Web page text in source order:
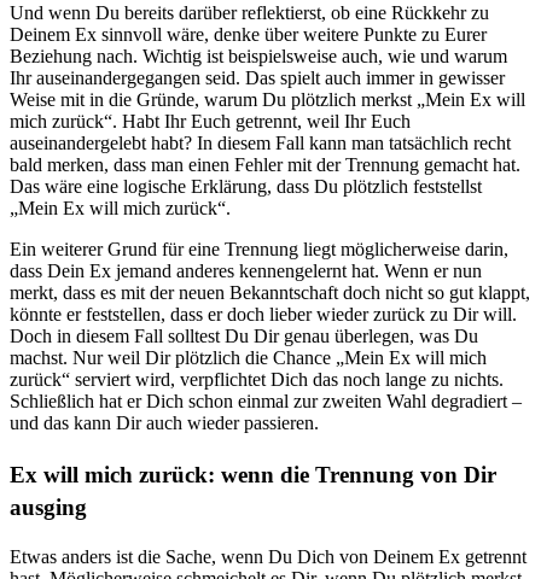
Und wenn Du bereits darüber reflektierst, ob eine Rückkehr zu
Deinem Ex sinnvoll wäre, denke über weitere Punkte zu Eurer
Beziehung nach. Wichtig ist beispielsweise auch, wie und warum
Ihr auseinandergegangen seid. Das spielt auch immer in gewisser
Weise mit in die Gründe, warum Du plötzlich merkst „Mein Ex will
mich zurück“. Habt Ihr Euch getrennt, weil Ihr Euch
auseinandergelebt habt? In diesem Fall kann man tatsächlich recht
bald merken, dass man einen Fehler mit der Trennung gemacht hat.
Das wäre eine logische Erklärung, dass Du plötzlich feststellst
„Mein Ex will mich zurück“.
Ein weiterer Grund für eine Trennung liegt möglicherweise darin,
dass Dein Ex jemand anderes kennengelernt hat. Wenn er nun
merkt, dass es mit der neuen Bekanntschaft doch nicht so gut klappt,
könnte er feststellen, dass er doch lieber wieder zurück zu Dir will.
Doch in diesem Fall solltest Du Dir genau überlegen, was Du
machst. Nur weil Dir plötzlich die Chance „Mein Ex will mich
zurück“ serviert wird, verpflichtet Dich das noch lange zu nichts.
Schließlich hat er Dich schon einmal zur zweiten Wahl degradiert –
und das kann Dir auch wieder passieren.
Ex will mich zurück: wenn die Trennung von Dir
ausging
Etwas anders ist die Sache, wenn Du Dich von Deinem Ex getrennt